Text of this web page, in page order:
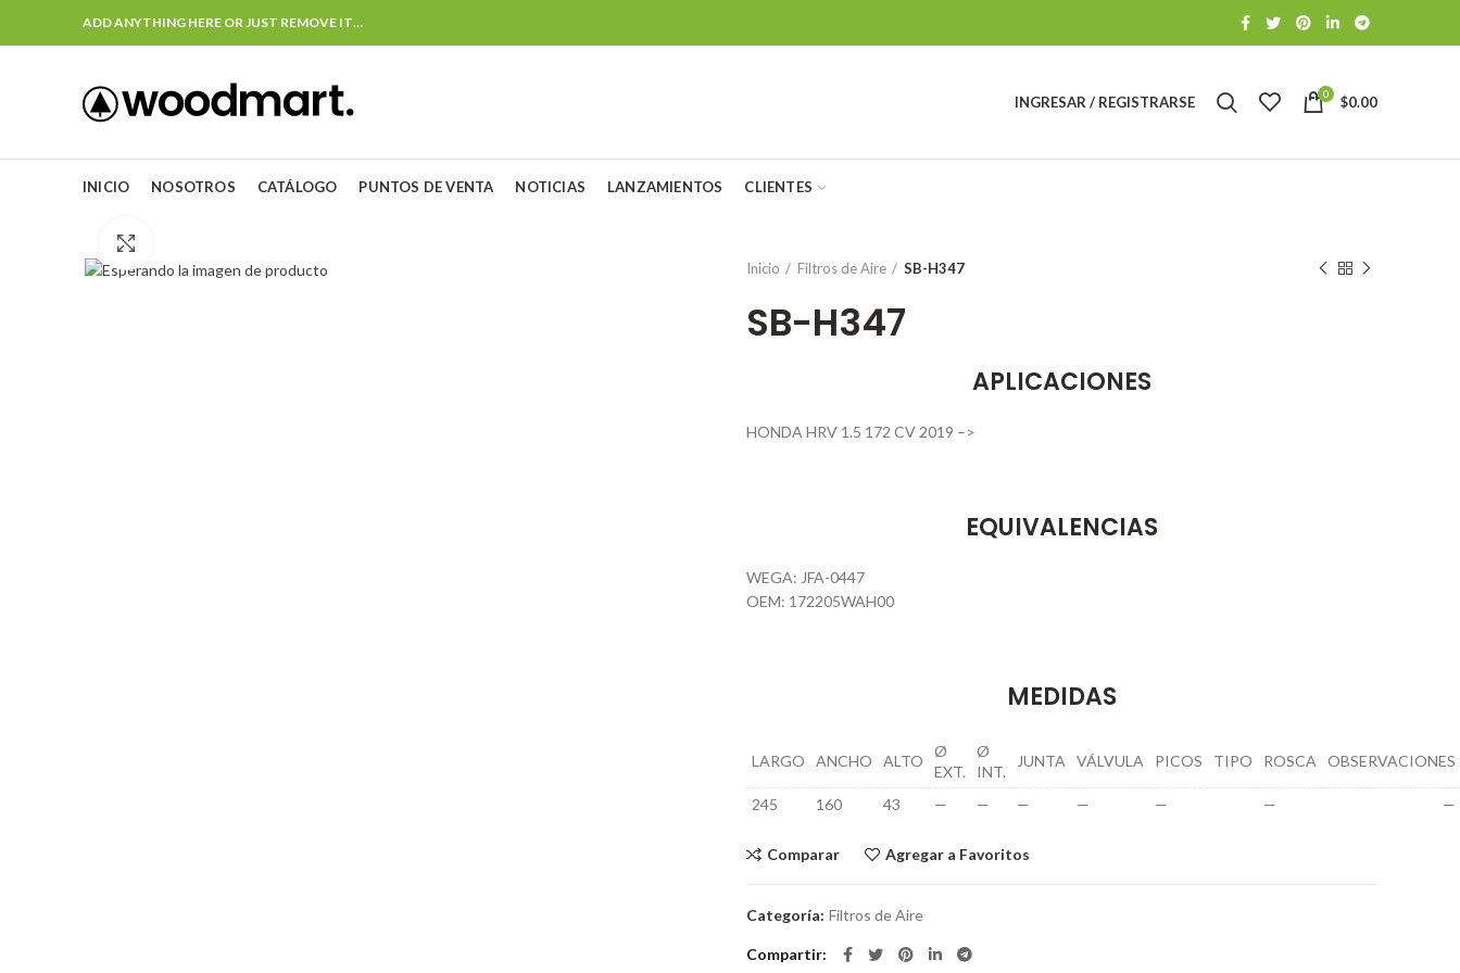
ADD ANYTHING HERE OR JUST REMOVE IT…
INGRESAR / REGISTRARSE 0 $0.00
INICIO NOSOTROS CATÁLOGO PUNTOS DE VENTA NOTICIAS LANZAMIENTOS CLIENTES
Inicio
Filtros de Aire SB-H347
SB-H347
APLICACIONES
HONDA HRV 1.5 172 CV 2019 –>
EQUIVALENCIAS
WEGA: JFA-0447
OEM: 172205WAH00
MEDIDAS
LARGO ANCHO ALTO
Ø
EXT.
Ø
INT.
JUNTA VÁLVULA PICOS TIPO ROSCA OBSERVACIONES
245 160 43 — — — — — — —
Comparar Agregar a Favoritos
Categoría: Filtros de Aire
Compartir